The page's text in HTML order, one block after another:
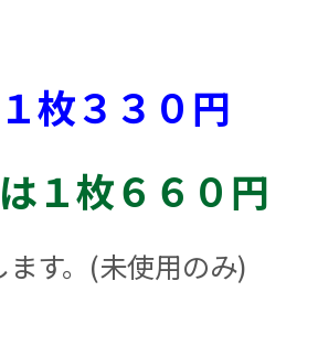
枚３３０円
１枚６６０円
す。(未使用のみ)